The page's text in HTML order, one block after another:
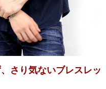
さり気ないブレスレッ